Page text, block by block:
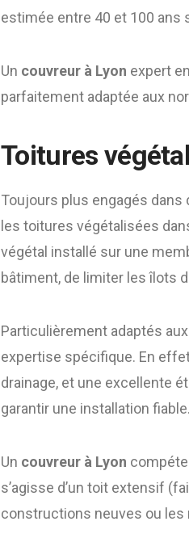
estimée entre 40 et 100 ans
Un couvreur à Lyon expert
parfaitement adaptée aux
Toitures
Toujours plus engagés
les toitures végétalisées
végétal installé sur une
bâtiment, de limiter les îlots
Particulièrement adaptés
expertise spécifique. En
drainage, et une excellente
garantir une installation fiable.
Un couvreur à Lyon
s’agisse d’un toit extensif
constructions neuves ou les